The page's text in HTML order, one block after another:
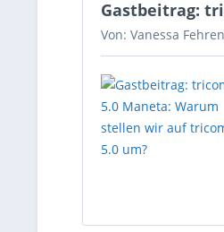
Gastbeitrag:
Von: Vanessa